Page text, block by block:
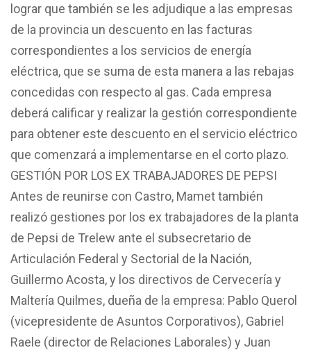
lograr que también se les adjudique a las empresas
de la provincia un descuento en las facturas
correspondientes a los servicios de energía
eléctrica, que se suma de esta manera a las rebajas
concedidas con respecto al gas. Cada empresa
deberá calificar y realizar la gestión correspondiente
para obtener este descuento en el servicio eléctrico
que comenzará a implementarse en el corto plazo.
GESTIÓN POR LOS EX TRABAJADORES DE PEPSI
Antes de reunirse con Castro, Mamet también
realizó gestiones por los ex trabajadores de la planta
de Pepsi de Trelew ante el subsecretario de
Articulación Federal y Sectorial de la Nación,
Guillermo Acosta, y los directivos de Cervecería y
Maltería Quilmes, dueña de la empresa: Pablo Querol
(vicepresidente de Asuntos Corporativos), Gabriel
Raele (director de Relaciones Laborales) y Juan